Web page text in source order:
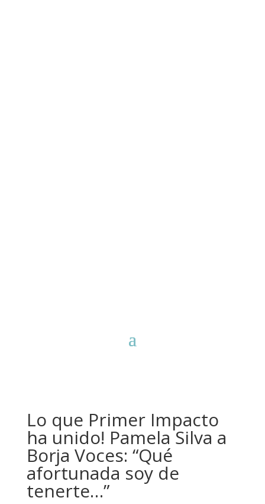
Lo que Primer Impacto
ha unido! Pamela Silva a
Borja Voces: “Qué
afortunada soy de
tenerte…”